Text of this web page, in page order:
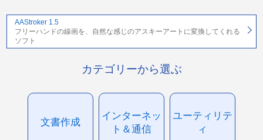
AAStroker 1.5
フリーハンドの線画を、自然な感じのアスキーアートに変換してくれる
ソフト
カテゴリーから選ぶ
文書作成
インターネッ
ト＆通信
ユーティリテ
ィ